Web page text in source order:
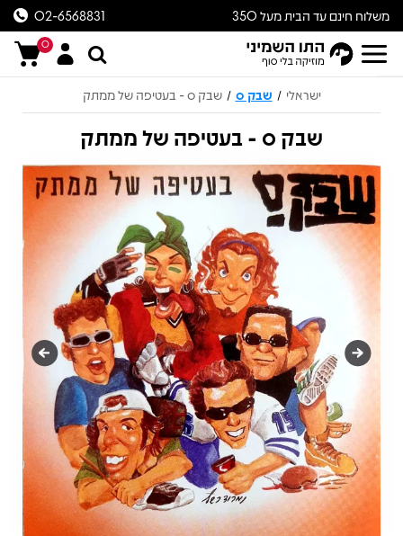
משלוח חינם עד הבית מעל 350
ש״ח
02-6568831
0
ישראלי / שבק ס / שבק ס - בעטיפה של ממתק
שבק ס - בעטיפה של ממתק